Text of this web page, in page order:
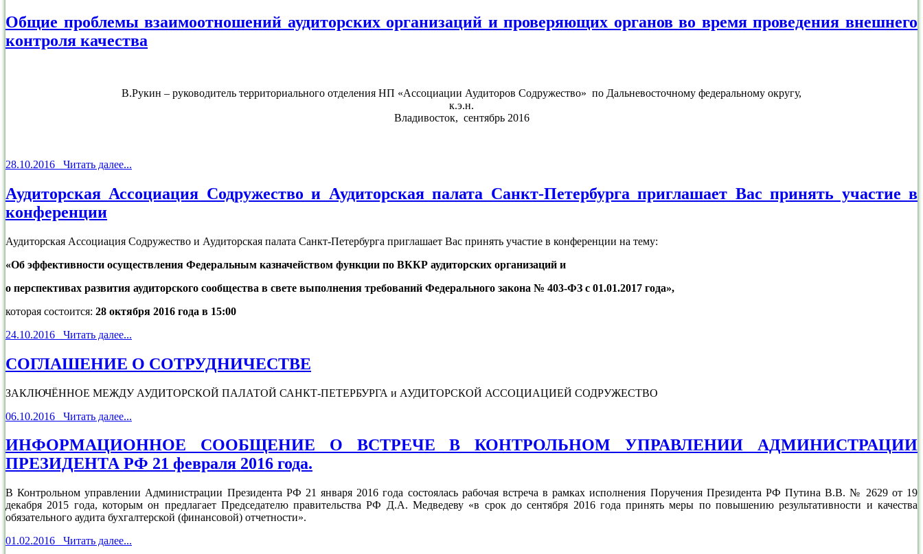
Общие проблемы взаимоотношений аудиторских организаций и проверяющих органов во время проведения внешнего
контроля качества
В.Рукин – руководитель территориального отделения НП «Ассоциации Аудиторов Содружество» по Дальневосточному федеральному округу,
к.э.н.
Владивосток, сентябрь 2016
28.10.2016 Читать далее...
Аудиторская Ассоциация Содружество и Аудиторская палата Санкт-Петербурга приглашает Вас принять участие в
конференции
Аудиторская Ассоциация Содружество и Аудиторская палата Санкт-Петербурга приглашает Вас принять участие в конференции на тему:
«Об эффективности осуществления Федеральным казначейством функции по ВККР аудиторских организаций и
о перспективах развития аудиторского сообщества в свете выполнения требований Федерального закона № 403-ФЗ с 01.01.2017 года»,
которая состоится: 28 октября 2016 года в 15:00
24.10.2016 Читать далее...
СОГЛАШЕНИЕ О СОТРУДНИЧЕСТВЕ
ЗАКЛЮЧЁННОЕ МЕЖДУ АУДИТОРСКОЙ ПАЛАТОЙ САНКТ-ПЕТЕРБУРГА и АУДИТОРСКОЙ АССОЦИАЦИЕЙ СОДРУЖЕСТВО
06.10.2016 Читать далее...
ИНФОРМАЦИОННОЕ СООБЩЕНИЕ О ВСТРЕЧЕ В КОНТРОЛЬНОМ УПРАВЛЕНИИ АДМИНИСТРАЦИИ
ПРЕЗИДЕНТА РФ 21 февраля 2016 года.
В Контрольном управлении Администрации Президента РФ 21 января 2016 года состоялась рабочая встреча в рамках исполнения Поручения Президента РФ Путина В.В. № 2629 от 19
декабря 2015 года, которым он предлагает Председателю правительства РФ Д.А. Медведеву «в срок до сентября 2016 года принять меры по повышению результативности и качества
обязательного аудита бухгалтерской (финансовой) отчетности».
01.02.2016 Читать далее...